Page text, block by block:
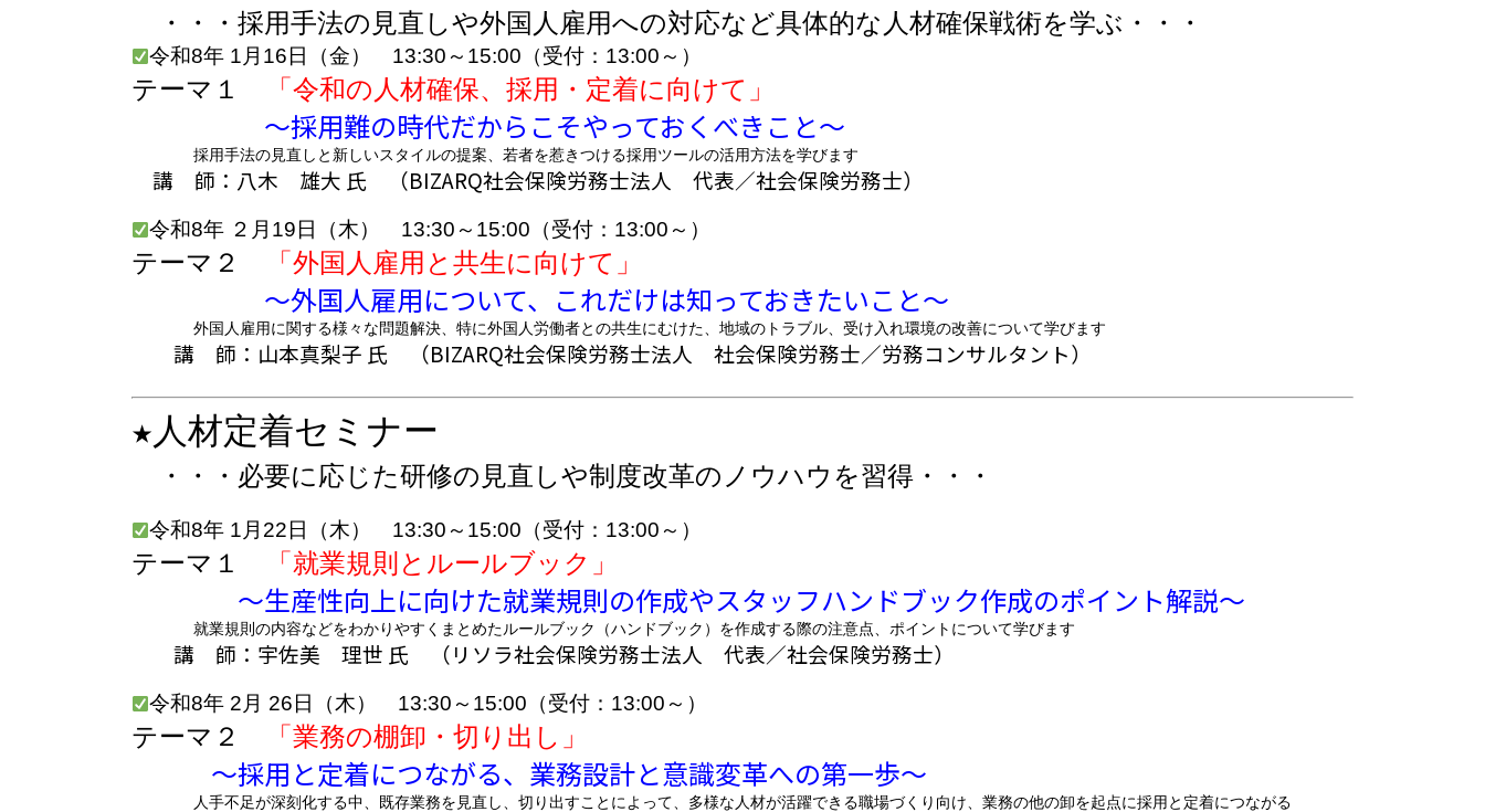
・・・採用手法の見直しや外国人雇用への対応など具体的な人材確保戦術を学ぶ・・・
令和8年 1月16日（金） 13:30～15:00（受付：13:00～）
テーマ１ 「令和の人材確保、採用・定着に向けて」
～採用難の時代だからこそやっておくべきこと〜
採用手法の見直しと新しいスタイルの提案、若者を惹きつける採用ツールの活用方法を学びます
講 師： 八木 雄大 氏 （BIZARQ社会保険労務士法人 代表／社会保険労務士）
令和8年 ２月19日（木） 13:30～15:00（受付：13:00～）
テーマ２ 「外国人雇用と共生に向けて」
～外国人雇用について、これだけは知っておきたいこと～
外国人雇用に関する様々な問題解決、特に外国人労働者との共生にむけた、地域のトラブル、受け入れ環境の改善について学びます
講 師： 山本真梨子 氏 （BIZARQ社会保険労務士法人 社会保険労務士／労務コンサルタント）
★人材定着セミナー
・・・必要に応じた研修の見直しや制度改革のノウハウを習得・・・
令和8年 1 月22日（木） 13:30～15:00（受付：13:00～）
テーマ１ 「就業規則とルールブック」
～生産性向上に向けた就業規則の作成やスタッフハンドブック作成のポイント解説〜
就業規則の内容などをわかりやすくまとめたルールブック（ハンドブック）を作成する際の注意点、ポイントについて学びます
講 師： 宇佐美 理世 氏 （リソラ社会保険労務士法人 代表／社会保険労務士）
令和8年 2月 26日（木） 13:30～15:00（受付：13:00～）
テーマ２ 「業務の棚卸・切り出し」
～採用と定着につながる、業務設計と意識変革への第一歩～
人手不足が深刻化する中、既存業務を見直し、切り出すことによって、多様な人材が活躍できる職場づくり向け、業務の他の卸を起点に採用と定着につながる